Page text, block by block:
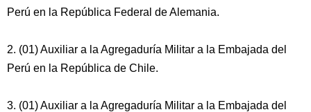
Perú en la República Federal de Alemania.
2. (01) Auxiliar a la Agregaduría Militar a la Embajada del
Perú en la República de Chile.
3. (01) Auxiliar a la Agregaduría Militar a la Embajada del